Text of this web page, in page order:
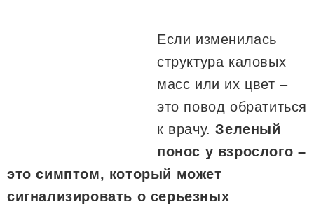
Если изменилась
структура каловых
масс или их цвет –
это повод обратиться
к врачу.Зеленый
понос у взрослого –
это симптом, который может
сигнализировать о серьезных